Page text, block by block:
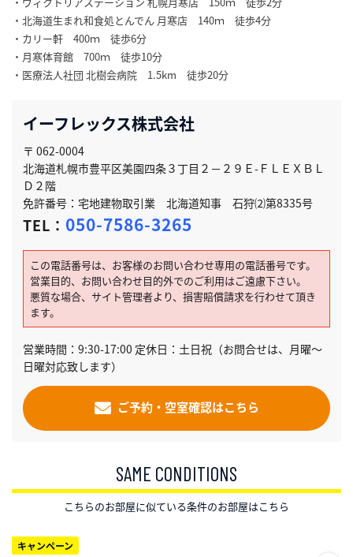
・北海道生まれ和食処とんでん 月寒店 140ｍ 徒歩4分
・カリー軒 400ｍ 徒歩6分
・月寒体育館 700ｍ 徒歩10分
・医療法人社団 北樹会病院 1.5km 徒歩20分
イーフレックス株式会社
〒 062-0004
北海道札幌市豊平区美園四条３丁目２－２９Ｅ-ＦＬＥＸＢＬ
Ｄ２階
免許番号：宅地建物取引業 北海道知事 石狩⑵第8335号
TEL： 050-7586-3265
この電話番号は、お客様のお問い合わせ専用の電話番号です。
営業目的、お問い合わせ目的外でのご利用はご遠慮下さい。
悪質な場合、サイト管理者より、損害賠償請求を行わせて頂き
ます。
営業時間：9:30-17:00 定休日：土日祝（お問合せは、月曜～
日曜対応致します）
ご予約・空室確認はこちら
SAME CONDITIONS
こちらのお部屋に似ている条件のお部屋はこちら
キャンペーン